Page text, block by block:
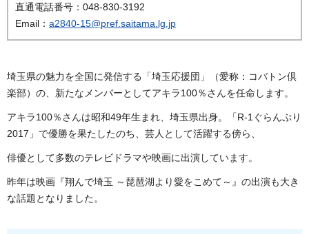
直通電話番号：048-830-3192
Email： a2840-15@pref.saitama.lg.jp
埼玉県の魅力を全国に発信する「埼玉応援団」（愛称：コバトン倶
楽部）の、新たなメンバーとしてアキラ100％さんを任命します。
アキラ100％さんは昭和49年生まれ、埼玉県出身。「R-1ぐらんぷり
2017」で優勝を果たしたのち、芸人として活躍する傍ら、
俳優として多数のテレビドラマや映画に出演しています。
昨年は映画『翔んで埼玉 ～琵琶湖より愛をこめて～』の出演も大き
な話題となりました。